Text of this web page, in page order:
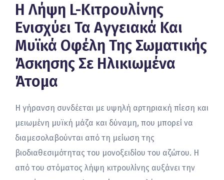
Η Λήψη L-Κιτρουλίνης
Ενισχύει Τα Αγγειακά Και
Μυϊκά Οφέλη Της Σωματικής
Άσκησης Σε Ηλικιωμένα
Άτομα
Η γήρανση συνδέεται με υψηλή αρτηριακή πίεση και
μειωμένη μυϊκή μάζα και δύναμη, που μπορεί να
διαμεσολαβούνται από τη μείωση της
βιοδιαθεσιμότητας του μονοξειδίου του αζώτου. Η
από του στόματος λήψη κιτρουλίνης αυξάνει την